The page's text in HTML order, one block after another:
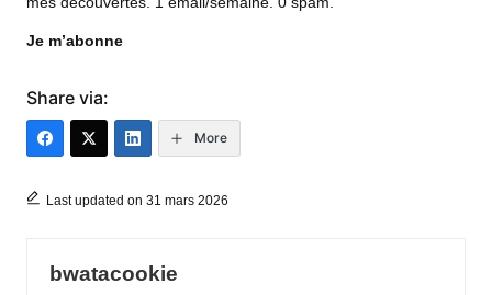
Je m’abonne
Share via:
More
Last updated on 31 mars 2026
bwatacookie